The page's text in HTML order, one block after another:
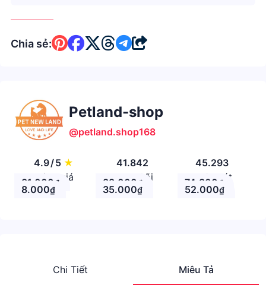
Chia sẻ:
Petland-shop
@petland.shop168
4.9/5 ★
Đánh giá
41.842
Theo Dõi
45.293
Nhận xét
31.000 ₫ 88.000 ₫ 74.800 ₫
8.000₫ 35.000₫ 52.000₫
Chi Tiết Miêu Tả